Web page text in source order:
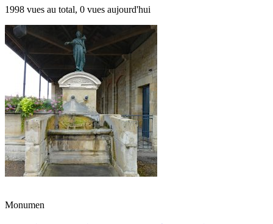
1998 vues au total, 0 vues aujourd'hui
Monumen